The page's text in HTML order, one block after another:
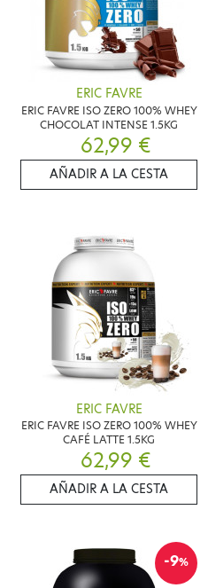
ERIC FAVRE
ERIC FAVRE ISO ZERO 100% WHEY
CHOCOLAT INTENSE 1.5KG
62,99 €
AÑADIR A LA CESTA
ERIC FAVRE
ERIC FAVRE ISO ZERO 100% WHEY
CAFÉ LATTE 1.5KG
62,99 €
AÑADIR A LA CESTA
-9%